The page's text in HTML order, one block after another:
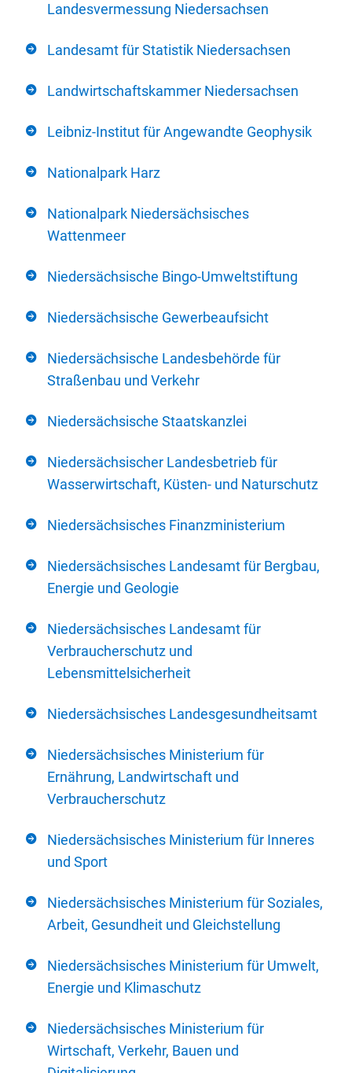
Landesvermessung Niedersachsen
Landesamt für Statistik Niedersachsen
Landwirtschaftskammer Niedersachsen
Leibniz-Institut für Angewandte Geophysik
Nationalpark Harz
Nationalpark Niedersächsisches
Wattenmeer
Niedersächsische Bingo-Umweltstiftung
Niedersächsische Gewerbeaufsicht
Niedersächsische Landesbehörde für
Straßenbau und Verkehr
Niedersächsische Staatskanzlei
Niedersächsischer Landesbetrieb für
Wasserwirtschaft, Küsten- und Naturschutz
Niedersächsisches Finanzministerium
Niedersächsisches Landesamt für Bergbau,
Energie und Geologie
Niedersächsisches Landesamt für
Verbraucherschutz und
Lebensmittelsicherheit
Niedersächsisches Landesgesundheitsamt
Niedersächsisches Ministerium für
Ernährung, Landwirtschaft und
Verbraucherschutz
Niedersächsisches Ministerium für Inneres
und Sport
Niedersächsisches Ministerium für Soziales,
Arbeit, Gesundheit und Gleichstellung
Niedersächsisches Ministerium für Umwelt,
Energie und Klimaschutz
Niedersächsisches Ministerium für
Wirtschaft, Verkehr, Bauen und